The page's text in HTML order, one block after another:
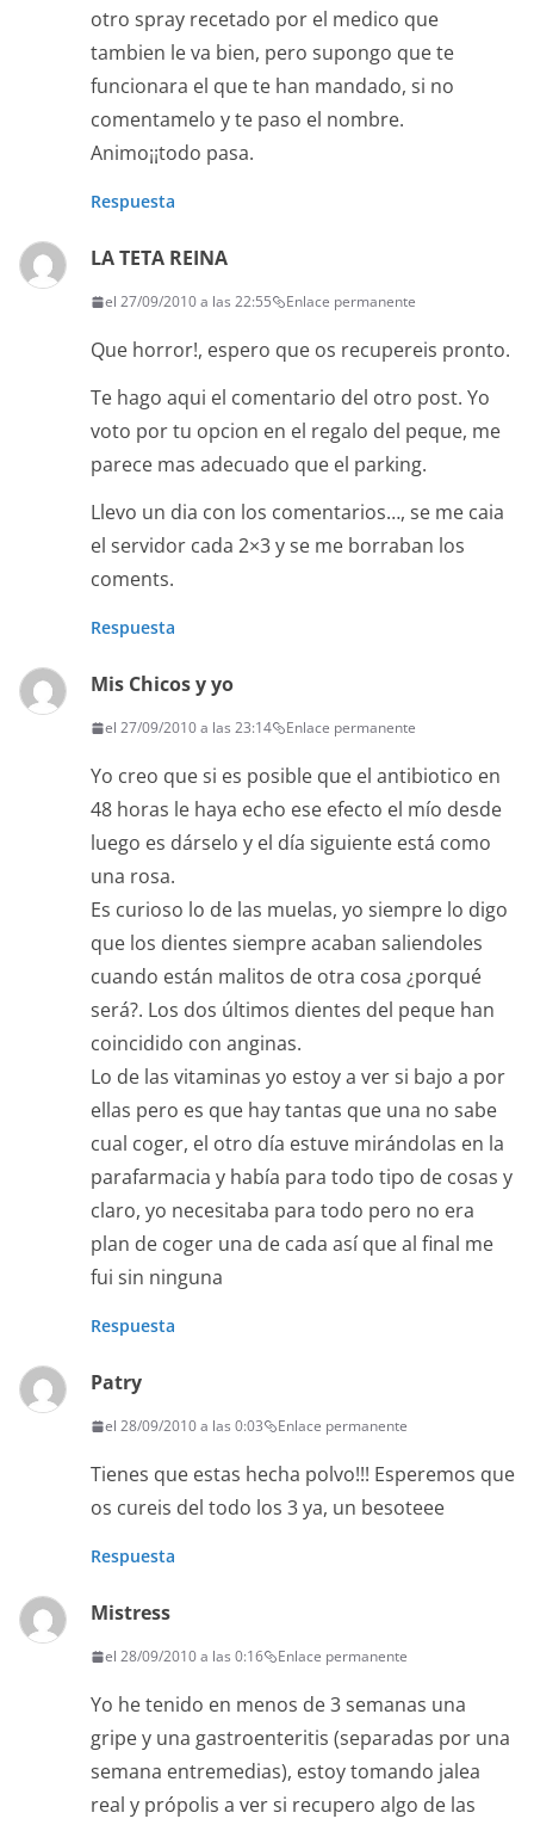
otro spray recetado por el medico que
tambien le va bien, pero supongo que te
funcionara el que te han mandado, si no
comentamelo y te paso el nombre.
Animo¡¡todo pasa.
Respuesta
LA TETA REINA
el 27/09/2010 a las 22:55 Enlace permanente
Que horror!, espero que os recupereis pronto.
Te hago aqui el comentario del otro post. Yo
voto por tu opcion en el regalo del peque, me
parece mas adecuado que el parking.
Llevo un dia con los comentarios…, se me caia
el servidor cada 2×3 y se me borraban los
coments.
Respuesta
Mis Chicos y yo
el 27/09/2010 a las 23:14 Enlace permanente
Yo creo que si es posible que el antibiotico en
48 horas le haya echo ese efecto el mío desde
luego es dárselo y el día siguiente está como
una rosa.
Es curioso lo de las muelas, yo siempre lo digo
que los dientes siempre acaban saliendoles
cuando están malitos de otra cosa ¿porqué
será?. Los dos últimos dientes del peque han
coincidido con anginas.
Lo de las vitaminas yo estoy a ver si bajo a por
ellas pero es que hay tantas que una no sabe
cual coger, el otro día estuve mirándolas en la
parafarmacia y había para todo tipo de cosas y
claro, yo necesitaba para todo pero no era
plan de coger una de cada así que al final me
fui sin ninguna
Respuesta
Patry
el 28/09/2010 a las 0:03 Enlace permanente
Tienes que estas hecha polvo!!! Esperemos que
os cureis del todo los 3 ya, un besoteee
Respuesta
Mistress
el 28/09/2010 a las 0:16 Enlace permanente
Yo he tenido en menos de 3 semanas una
gripe y una gastroenteritis (separadas por una
semana entremedias), estoy tomando jalea
real y própolis a ver si recupero algo de las